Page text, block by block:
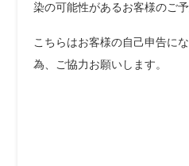
染の可能性があるお客様のご
こちらはお客様の自己申告に
為、ご協力お願いします。